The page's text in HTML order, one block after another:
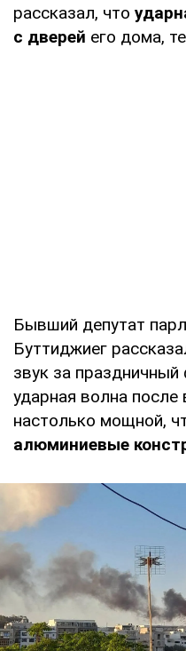
рассказал, что
с дверей его дома,
Бывший депутат
Буттиджиег
звук за
ударная волна
настолько мощной,
алюминиевые